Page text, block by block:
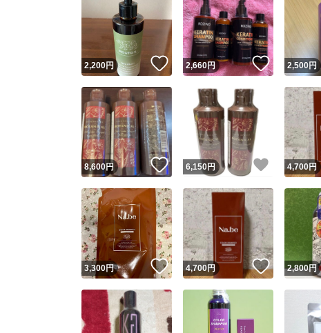
2,200円 いいね！
2,660円 いいね！
2,500円
8,600円 いいね！
6,150円 いいね！
4,700円
3,300円 いいね！
4,700円 いいね！
2,800円